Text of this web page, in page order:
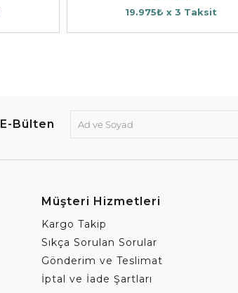
19.975₺ x 3 Taksit
E-Bülten
Müşteri Hizmetleri
Kargo Takip
Sıkça Sorulan Sorular
Gönderim ve Teslimat
İptal ve İade Şartları